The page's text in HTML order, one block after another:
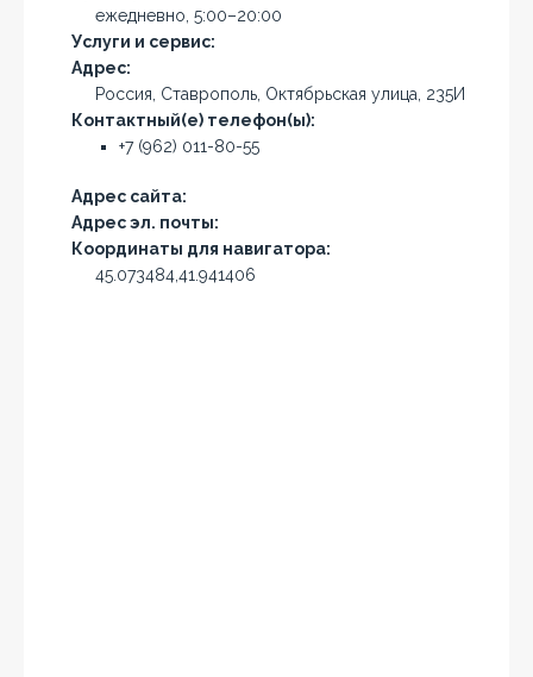
ежедневно, 5:00–20:00
Услуги и сервис:
Адрес:
Россия, Ставрополь, Октябрьская улица, 235И
Контактный(е) телефон(ы):
+7 (962) 011-80-55
Адрес сайта:
Адрес эл. почты:
Координаты для навигатора:
45.073484,41.941406